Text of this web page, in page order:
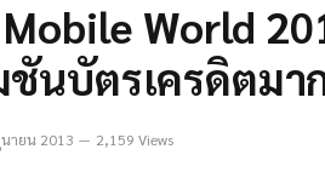
Mobile World
นบัตรเครดิตมา
ายน 2013 2,159 Views